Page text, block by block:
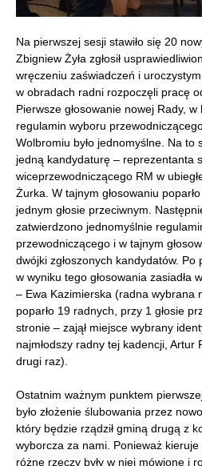
Na pierwszej sesji stawiło się 20
Zbigniew Żyła zgłosił
wręczeniu zaświadczeń i
w obradach radni rozpoczęli pracę
Pierwsze głosowanie nowej Rady,
regulamin wyboru
Wolbromiu było jednomyślne. Na to
jedną kandydaturę – reprezentanta
wiceprzewodniczącego RM w
Żurka. W tajnym głosowaniu
jednym głosie przeciwnym.
zatwierdzono jednomyślnie
przewodniczącego i w tajnym
dwójki zgłoszonych kandydatów.
w wyniku tego głosowania zasiadła
– Ewa Kazimierska (radna wybrana
poparło 19 radnych, przy 1 głosie
stronie – zajął miejsce wybrany
najmłodszy radny tej kadencji, Artur
drugi raz).
Ostatnim ważnym punktem
było złożenie ślubowania przez
który będzie rządził gminą drugą z
wyborcza za nami. Ponieważ
różne rzeczy były w niej mówione i